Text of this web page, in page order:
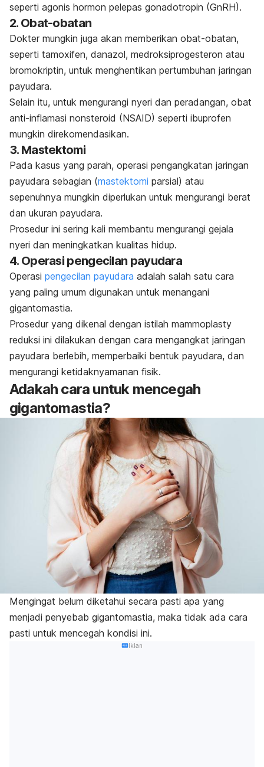
seperti agonis hormon pelepas gonadotropin (GnRH).
2. Obat-obatan
Dokter mungkin juga akan memberikan obat-obatan,
seperti tamoxifen, danazol, medroksiprogesteron atau
bromokriptin, untuk menghentikan pertumbuhan jaringan
payudara.
Selain itu, untuk mengurangi nyeri dan peradangan, obat
anti-inflamasi nonsteroid (NSAID) seperti ibuprofen
mungkin direkomendasikan.
3. Mastektomi
Pada kasus yang parah, operasi pengangkatan jaringan
payudara sebagian (mastektomi parsial) atau
sepenuhnya mungkin diperlukan untuk mengurangi berat
dan ukuran payudara.
Prosedur ini sering kali membantu mengurangi gejala
nyeri dan meningkatkan kualitas hidup.
4. Operasi pengecilan payudara
Operasi pengecilan payudara adalah salah satu cara
yang paling umum digunakan untuk menangani
gigantomastia.
Prosedur yang dikenal dengan istilah mammoplasty
reduksi ini dilakukan dengan cara mengangkat jaringan
payudara berlebih, memperbaiki bentuk payudara, dan
mengurangi ketidaknyamanan fisik.
Adakah cara untuk mencegah
gigantomastia?
Mengingat belum diketahui secara pasti apa yang
menjadi penyebab gigantomastia, maka tidak ada cara
pasti untuk mencegah kondisi ini.
Iklan